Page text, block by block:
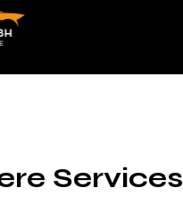
Services